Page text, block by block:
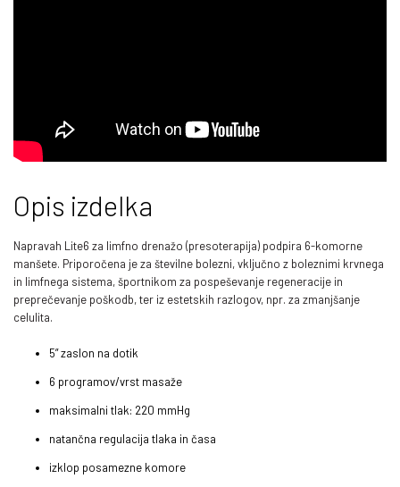
Opis izdelka
Napravah Lite6 za limfno drenažo (presoterapija) podpira 6-komorne
manšete. Priporočena je za številne bolezni, vključno z boleznimi krvnega
in limfnega sistema, športnikom za pospeševanje regeneracije in
preprečevanje poškodb, ter iz estetskih razlogov, npr. za zmanjšanje
celulita.
5” zaslon na dotik
6 programov/vrst masaže
maksimalni tlak: 220 mmHg
natančna regulacija tlaka in časa
izklop posamezne komore